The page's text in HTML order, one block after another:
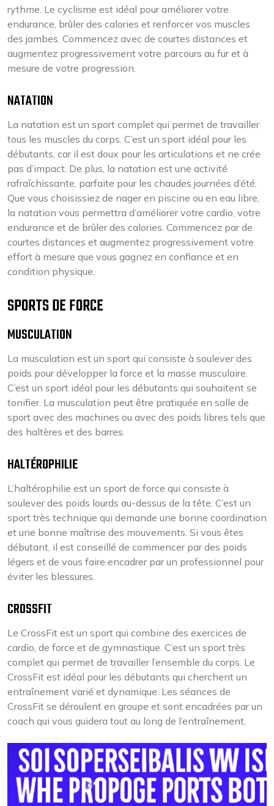
rythme. Le cyclisme est idéal pour améliorer votre
endurance, brûler des calories et renforcer vos muscles
des jambes. Commencez avec de courtes distances et
augmentez progressivement votre parcours au fur et à
mesure de votre progression.
NATATION
La natation est un sport complet qui permet de travailler
tous les muscles du corps. C’est un sport idéal pour les
débutants, car il est doux pour les articulations et ne crée
pas d’impact. De plus, la natation est une activité
rafraîchissante, parfaite pour les chaudes journées d’été.
Que vous choisissiez de nager en piscine ou en eau libre,
la natation vous permettra d’améliorer votre cardio, votre
endurance et de brûler des calories. Commencez par de
courtes distances et augmentez progressivement votre
effort à mesure que vous gagnez en confiance et en
condition physique.
SPORTS DE FORCE
MUSCULATION
La musculation est un sport qui consiste à soulever des
poids pour développer la force et la masse musculaire.
C’est un sport idéal pour les débutants qui souhaitent se
tonifier. La musculation peut être pratiquée en salle de
sport avec des machines ou avec des poids libres tels que
des haltères et des barres.
HALTÉROPHILIE
L’haltérophilie est un sport de force qui consiste à
soulever des poids lourds au-dessus de la tête. C’est un
sport très technique qui demande une bonne coordination
et une bonne maîtrise des mouvements. Si vous êtes
débutant, il est conseillé de commencer par des poids
légers et de vous faire encadrer par un professionnel pour
éviter les blessures.
CROSSFIT
Le CrossFit est un sport qui combine des exercices de
cardio, de force et de gymnastique. C’est un sport très
complet qui permet de travailler l’ensemble du corps. Le
CrossFit est idéal pour les débutants qui cherchent un
entraînement varié et dynamique. Les séances de
CrossFit se déroulent en groupe et sont encadrées par un
coach qui vous guidera tout au long de l’entraînement.